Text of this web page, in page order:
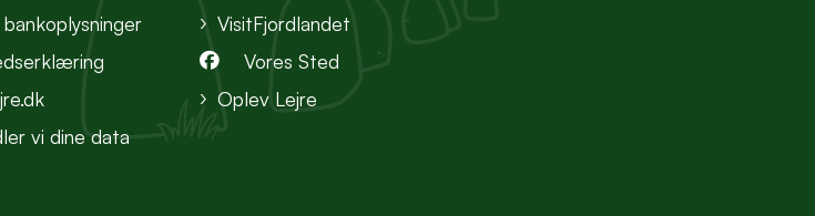
vi dine data
VisitFjordlandet
Vores Sted
Oplev Lejre